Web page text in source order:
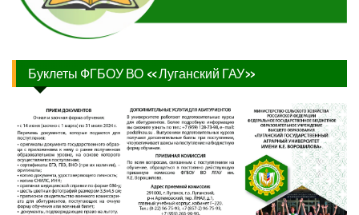
Буклеты ФГБОУ ВО «Луганский ГАУ»